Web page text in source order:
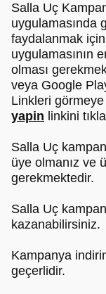
Salla Uç
uygulamasında
faydalanmak
uygulamasının
olması
veya Google
Linkleri
yapin linkini
Salla Uç
üye olmanız ve
gerekmektedir.
Salla Uç
kazanabilirsiniz.
Kampanya
geçerlidir.